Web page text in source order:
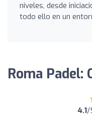
niveles, desde
todo ello en un
Roma Padel:
4.1/